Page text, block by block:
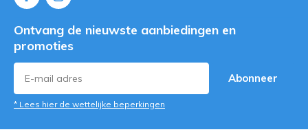
Ontvang de nieuwste aanbiedingen en
promoties
Abonneer
* Lees hier de wettelijke beperkingen